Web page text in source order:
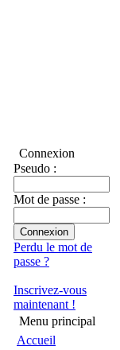
Connexion
Pseudo :
Mot de passe :
Perdu le mot de
passe ?
Inscrivez-vous
maintenant !
Menu principal
Accueil